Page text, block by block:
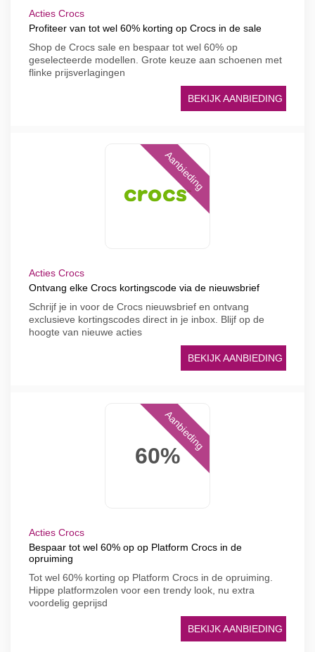
Acties Crocs
Profiteer van tot wel 60% korting op Crocs in de sale
Shop de Crocs sale en bespaar tot wel 60% op
geselecteerde modellen. Grote keuze aan schoenen met
flinke prijsverlagingen
BEKIJK AANBIEDING
Aanbieding
Acties Crocs
Ontvang elke Crocs kortingscode via de nieuwsbrief
Schrijf je in voor de Crocs nieuwsbrief en ontvang
exclusieve kortingscodes direct in je inbox. Blijf op de
hoogte van nieuwe acties
BEKIJK AANBIEDING
60%
Aanbieding
Acties Crocs
Bespaar tot wel 60% op op Platform Crocs in de
opruiming
Tot wel 60% korting op Platform Crocs in de opruiming.
Hippe platformzolen voor een trendy look, nu extra
voordelig geprijsd
BEKIJK AANBIEDING